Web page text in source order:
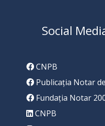
Social
CNPB
Publicația Notar
Fundația Notar
CNPB